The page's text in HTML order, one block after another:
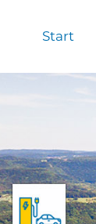
Start